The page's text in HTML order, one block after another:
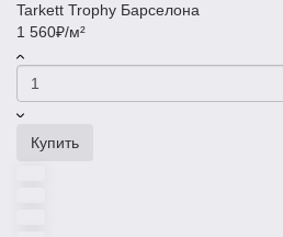
Tarkett Trophy Барселона
1 560₽/м²
Купить